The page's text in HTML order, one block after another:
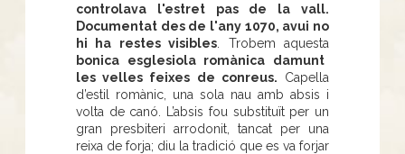
controlava l'estret pas de la vall.
Documentat des de l'any 1070, avui no
hi ha restes visibles . Trobem aquesta
bonica esglesiola romànica damunt
les velles feixes de conreus. Capella
d’estil romànic, una sola nau amb absis i
volta de canó. L’absis fou substituït per un
gran presbiteri arrodonit, tancat per una
reixa de forja; diu la tradició que es va forjar